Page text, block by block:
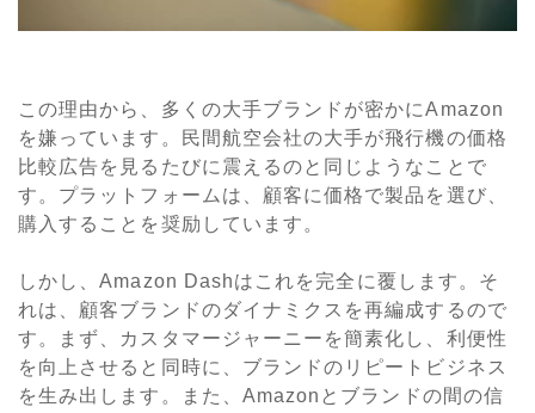
この理由から、多くの大手ブランドが密かにAmazon
を嫌っています。民間航空会社の大手が飛行機の価格
比較広告を見るたびに震えるのと同じようなことで
す。プラットフォームは、顧客に価格で製品を選び、
購入することを奨励しています。
しかし、Amazon Dashはこれを完全に覆します。そ
れは、顧客ブランドのダイナミクスを再編成するので
す。まず、カスタマージャーニーを簡素化し、利便性
を向上させると同時に、ブランドのリピートビジネス
を生み出します。また、Amazonとブランドの間の信